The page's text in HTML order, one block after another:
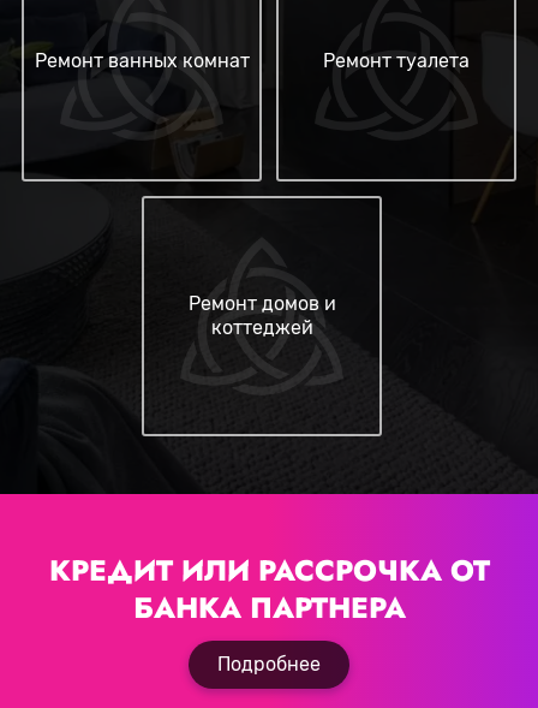
Ремонт ванных комнат Ремонт туалета
Ремонт домов и
коттеджей
КРЕДИТ ИЛИ РАССРОЧКА ОТ
БАНКА ПАРТНЕРА
Подробнее